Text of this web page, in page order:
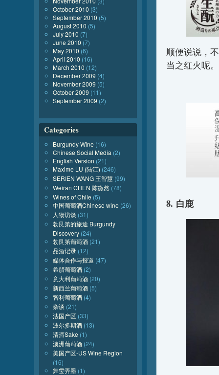
顺便说说，
当之红火呢
8. 白鹿
October 2010 (3)
September 2010 (5)
August 2010 (5)
July 2010 (7)
June 2010 (7)
May 2010 (6)
April 2010 (16)
March 2010 (12)
December 2009 (4)
November 2009 (5)
October 2009 (11)
September 2009 (2)
Categories
Burgundy Wine (16)
Chinese Social Media (2)
English Version (21)
Maxime LU (陆江) (246)
SERIEN WANG 王智慧 (99)
Weiran CHEN 陈微然 (78)
Wines of Chile (5)
中国葡萄酒Chinese wine (26)
人物访谈 (31)
勃艮第的旅途 Burgundy
Discovery (24)
勃艮第葡萄酒 (21)
品酒记录 (12)
媒体合作与报道 (47)
希腊葡萄酒 (2)
意大利葡萄酒 (20)
新西兰葡萄酒 (5)
智利葡萄酒 (4)
杂谈 (21)
法国产区 (33)
波尔多期酒 (13)
清酒Sake (1)
澳洲葡萄酒 (24)
美国产区-US Wine Region
(16)
舞雯弄墨 (1)